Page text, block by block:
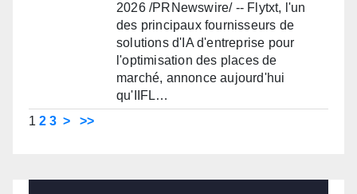
2026 /PRNewswire/ -- Flytxt, l'un
des principaux fournisseurs de
solutions d'IA d'entreprise pour
l'optimisation des places de
marché, annonce aujourd'hui
qu'IIFL…
1 2 3 > >>